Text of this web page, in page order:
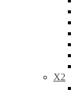
X2